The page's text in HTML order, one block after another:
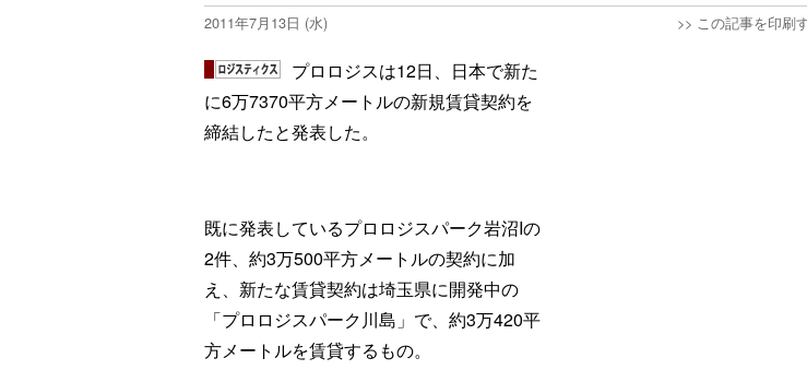
2011年7月13日 (水) >> この記事を印刷
プロロジスは12日、日本で新た
に6万7370平方メートルの新規賃貸契約を
締結したと発表した。
既に発表しているプロロジスパーク岩沼Iの
2件、約3万500平方メートルの契約に加
え、新たな賃貸契約は埼玉県に開発中の
「プロロジスパーク川島」で、約3万420平
方メートルを賃貸するもの。